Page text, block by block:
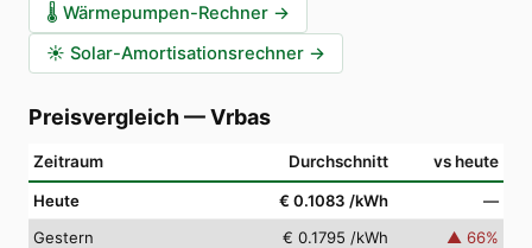
🌡️ Wärmepumpen-Rechner →
☀️ Solar-Amortisationsrechner →
Preisvergleich—Vrbas
Zeitraum Durchschnitt vs heute
Heute € 0.1083 /kWh
—
Gestern
€ 0.1795 /kWh ▲ 66%